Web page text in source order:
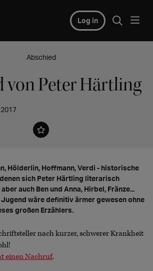
Log in
Abschied
von Peter Härtling
Hölderlin, Hoffmann, Verdi - historische
sich Peter Härtling literarisch
auch Ben und Anna, Hirbel, Fränze...
wäre definitiv ärmer gewesen ohne
großen Erzählers.
nach kurzer, schwerer Krankheit
einen Nachruf.